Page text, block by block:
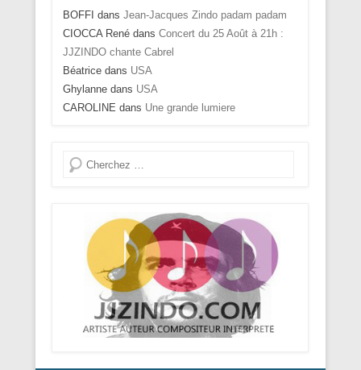
BOFFI dans Jean-Jacques Zindo padam padam
CIOCCA Renédans Concert du 25 Août à 21h :
JJZINDO chante Cabrel
Béatricedans USA
Ghylannedans USA
CAROLINE dans Une grande lumiere
Recherche